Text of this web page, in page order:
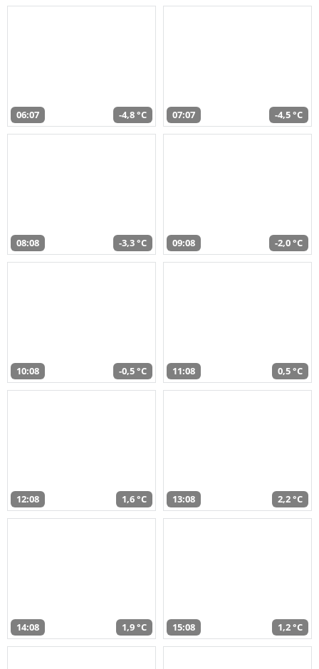
06:07 -4,8 °C 07:07 -4,5 °C
08:08 -3,3 °C 09:08 -2,0 °C
10:08 -0,5 °C 11:08 0,5 °C
12:08 1,6 °C 13:08 2,2 °C
14:08 1,9 °C 15:08 1,2 °C